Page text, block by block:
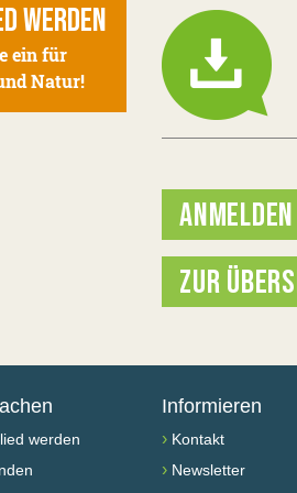
ANMELDEN
ZUR
WERDEN
ein für
Natur!
werden
Informieren
› Kontakt
› Newsletter